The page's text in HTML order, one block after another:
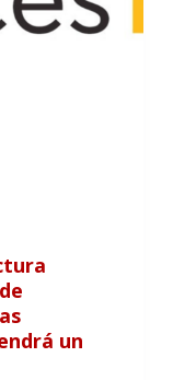
un